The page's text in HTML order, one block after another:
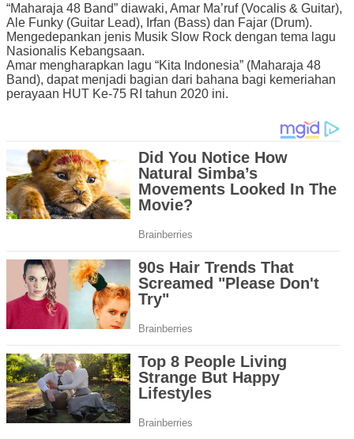
“Maharaja 48 Band” diawaki, Amar Ma’ruf (Vocalis & Guitar),
Ale Funky (Guitar Lead), Irfan (Bass) dan Fajar (Drum).
Mengedepankan jenis Musik Slow Rock dengan tema lagu
Nasionalis Kebangsaan.
Amar mengharapkan lagu “Kita Indonesia” (Maharaja 48
Band), dapat menjadi bagian dari bahana bagi kemeriahan
perayaan HUT Ke-75 RI tahun 2020 ini.